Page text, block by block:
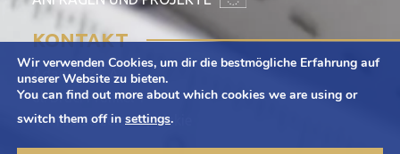
KONTAKT
Adamietz S.A.
ul. Braci Prankel 1
47-100 Strzelce Opolskie
Wir verwenden Cookies, um dir die bestmögliche Erfahrung auf
unserer Website zu bieten.
You can find out more about which cookies we are using or
switch them off in settings.